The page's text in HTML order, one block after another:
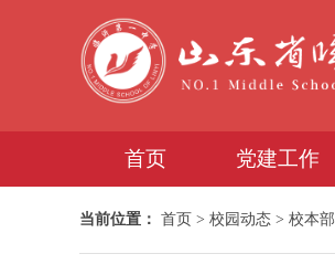
首页 党建工作
当前位置： 首页 > 校园动态 > 校本部